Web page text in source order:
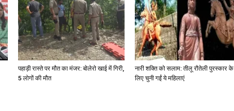
पहाड़ी रास्ते पर मौत का मंजर: बोलेरो खाई में गिरी,
5 लोगों की मौत
नारी शक्ति को सलाम: तीलू रौतेली पुरस्कार के
लिए चुनी गईं ये महिलाएं